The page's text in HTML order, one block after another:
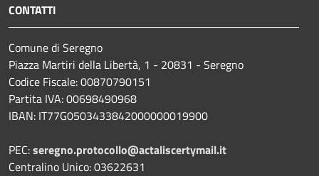
CONTATTI
Comune di Seregno
Piazza Martiri della Libertà, 1 - 20831 - Seregno
Codice Fiscale: 00870790151
Partita IVA: 00698490968
IBAN: IT77G0503433842000000019900
PEC:seregno.protocollo@actaliscertymail.it
Centralino Unico: 03622631